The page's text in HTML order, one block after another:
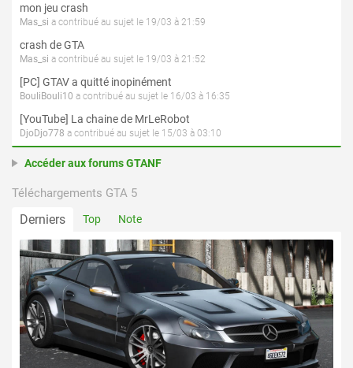
mon jeu crash
Mas_si a contribué au sujet le 19/03 à 21:59
crash de GTA
Mas_si a contribué au sujet le 19/03 à 21:52
[PC] GTAV a quitté inopinément
BouliBouli10 a contribué au sujet le 16/03 à 16:35
[YouTube] La chaine de MrLeRobot
DjoDjo778 a contribué au sujet le 15/03 à 03:10
Accéder aux forums GTANF
Téléchargements GTA 5
Derniers Top Note